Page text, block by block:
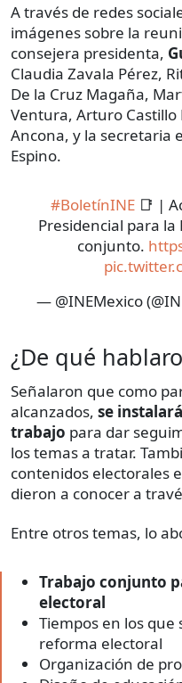
A través de redes
imágenes sobre la
consejera presidenta,
Claudia Zavala Pérez,
De la Cruz Magaña,
Ventura, Arturo Castillo
Ancona, y la secretaria
Espino.
#BoletínINE 📑 |
Presidencial para
conjunto.
— @INEMexico
¿De qué
Señalaron que como
alcanzados, se
trabajo para dar
los temas a tratar.
contenidos electorales
dieron a conocer a
Entre otros temas, lo
Trabajo conjunto
electoral
Tiempos en los que
reforma electoral
Organización de